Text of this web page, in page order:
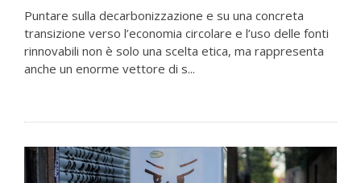
Puntare sulla decarbonizzazione e su una concreta
transizione verso l’economia circolare e l’uso delle fonti
rinnovabili non è solo una scelta etica, ma rappresenta
anche un enorme vettore di s...